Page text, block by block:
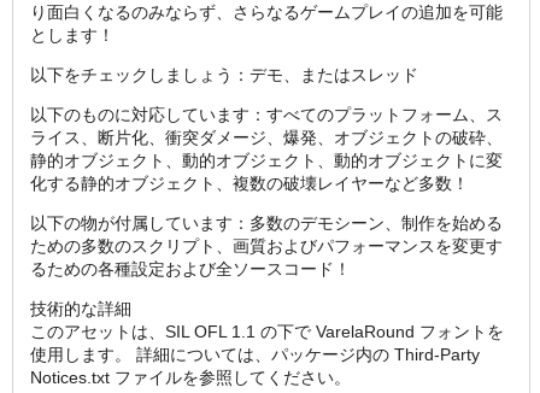
り面白くなるのみならず、さらなるゲームプレイの追加を可能
とします！
以下をチェックしましょう：デモ、またはスレッド
以下のものに対応しています：すべてのプラットフォーム、ス
ライス、断片化、衝突ダメージ、爆発、オブジェクトの破砕、
静的オブジェクト、動的オブジェクト、動的オブジェクトに変
化する静的オブジェクト、複数の破壊レイヤーなど多数！
以下の物が付属しています：多数のデモシーン、制作を始める
ための多数のスクリプト、画質およびパフォーマンスを変更す
るための各種設定および全ソースコード！
技術的な詳細
このアセットは、SIL OFL 1.1 の下で VarelaRound フォントを
使用します。 詳細については、パッケージ内の Third-Party
Notices.txt ファイルを参照してください。